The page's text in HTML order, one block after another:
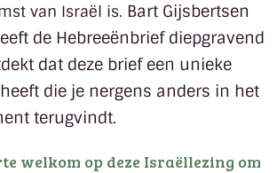
van Israël is. Bart Gijsbertsen
de Hebreeënbrief diepgravend
dat deze brief een unieke
die je nergens anders in het
terugvindt.
welkom op deze Israëllezing om